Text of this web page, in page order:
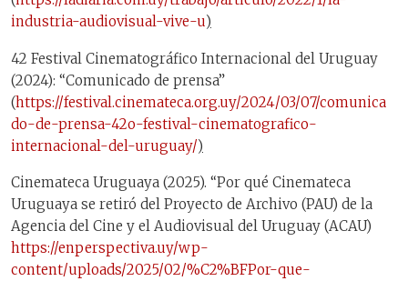
industria-audiovisual-vive-u)
42 Festival Cinematográfico Internacional del Uruguay
(2024): “Comunicado de prensa”
(https://festival.cinemateca.org.uy/2024/03/07/comunica
do-de-prensa-42o-festival-cinematografico-
internacional-del-uruguay/)
Cinemateca Uruguaya (2025). “Por qué Cinemateca
Uruguaya se retiró del Proyecto de Archivo (PAU) de la
Agencia del Cine y el Audiovisual del Uruguay (ACAU)
https://enperspectiva.uy/wp-
content/uploads/2025/02/%C2%BFPor-que-